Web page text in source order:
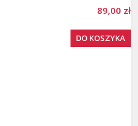
89,00 zł
DO KOSZYKA